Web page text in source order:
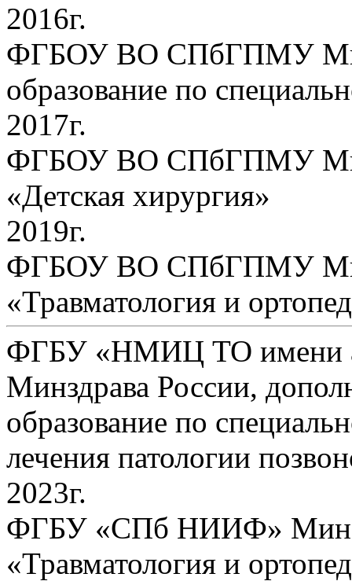
2016г.
ФГБОУ ВО СПбГПМУ
образование по
2017г.
ФГБОУ ВО СПбГПМУ
«Детская хирургия»
2019г.
ФГБОУ ВО СПбГПМУ
«Травматология и
ФГБУ «НМИЦ ТО имени
Минздрава России,
образование по
лечения патологии
2023г.
ФГБУ «СПб НИИФ»
«Травматология и